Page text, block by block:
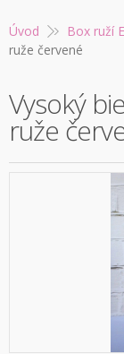
Úvod Box ruží
ruže červené
Vysoký
ruže